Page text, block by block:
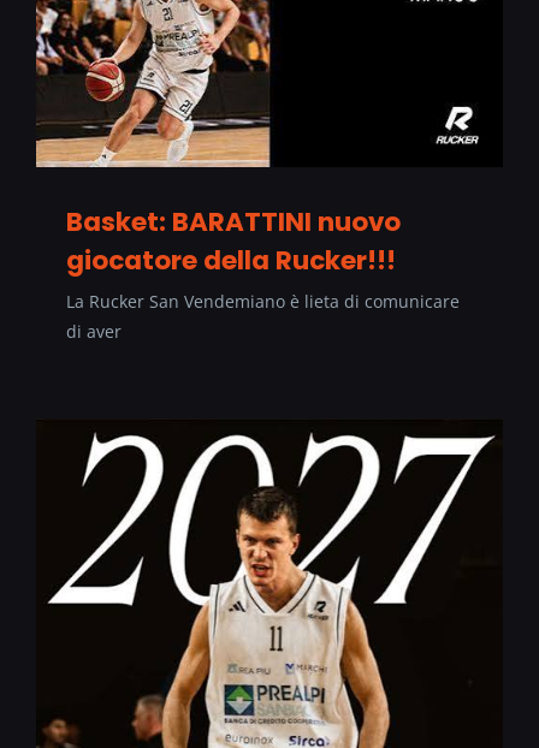
Basket: BARATTINI nuovo
giocatore della Rucker!!!
La Rucker San Vendemiano è lieta di comunicare
di aver